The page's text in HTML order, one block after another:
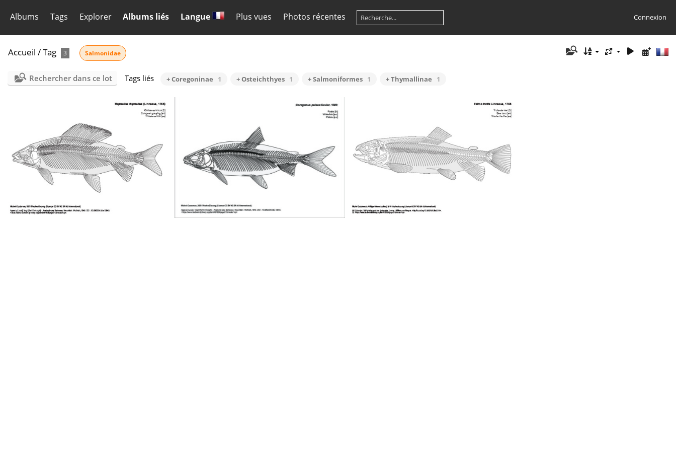
Albums Tags Explorer Albums liés Langue Plus vues Photos récentes Connexion
Accueil /Tag 3 Salmonidae
Rechercher dans ce lot Tags liés + Coregoninae 1 + Osteichthyes 1 + Salmoniformes 1 + Thymallinae 1